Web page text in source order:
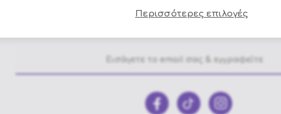
Όλες οι προσφορές και τα νέα του
Περισσότερες επιλογές